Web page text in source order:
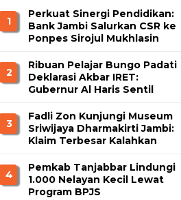
1
Perkuat Sinergi Pendidikan:
Bank Jambi Salurkan CSR ke
Ponpes Sirojul Mukhlasin
2
Ribuan Pelajar Bungo Padati
Deklarasi Akbar IRET:
Gubernur Al Haris Sentil
Radikalisme
3
Fadli Zon Kunjungi Museum
Sriwijaya Dharmakirti Jambi:
Klaim Terbesar Kalahkan
4
Pemkab Tanjabbar Lindungi
1.000 Nelayan Kecil Lewat
Program BPJS